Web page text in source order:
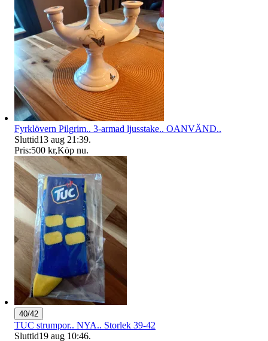
Fyrklövern Pilgrim.. 3-armad ljusstake.. OANVÄND..
Sluttid13 aug 21:39.
Pris:500 kr,Köp nu.
40/42
TUC strumpor.. NYA.. Storlek 39-42
Sluttid19 aug 10:46.